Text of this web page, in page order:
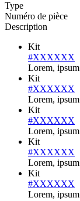
Type
Numéro de pièce
Description
Kit
#XXXXXX
Lorem,
Kit
#XXXXXX
Lorem,
Kit
#XXXXXX
Lorem,
Kit
#XXXXXX
Lorem,
Kit
#XXXXXX
Lorem,